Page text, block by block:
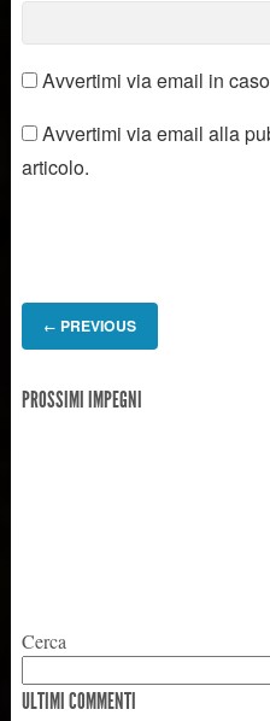
Avvertimi via email in
Avvertimi via email alla
articolo.
← PREVIOUS
PROSSIMI IMPEGNI
Cerca
ULTIMI COMMENTI